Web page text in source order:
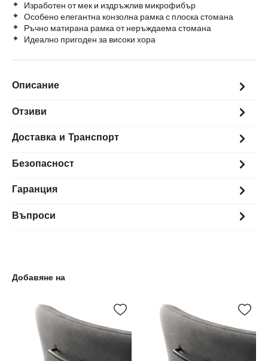
Изработен от мек и издръжлив микрофибър
Особено елегантна конзолна рамка с плоска стомана
Ръчно матирана рамка от неръждаема стомана
Идеално пригоден за високи хора
Описание
Отзиви
Доставка и Транспорт
Безопасност
Гаранция
Въпроси
Добавяне на